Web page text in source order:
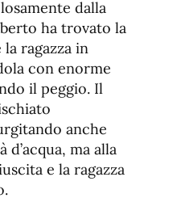
dalla
ha trovato la
ragazza in
con enorme
il peggio. Il
anche
ma alla
e la ragazza